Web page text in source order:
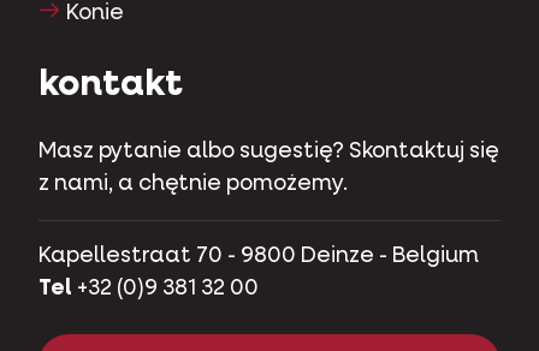
Konie
kontakt
Masz pytanie albo sugestię? Skontaktuj się
z nami, a chętnie pomożemy.
Kapellestraat 70 - 9800 Deinze - Belgium
Tel +32 (0)9 381 32 00